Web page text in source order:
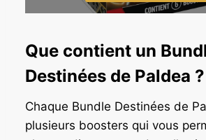
Que contient un
Destinées de Paldea ?
Chaque Bundle Destinées de
plusieurs boosters qui vous